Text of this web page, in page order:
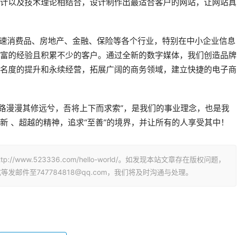
以及技术理论相结合，设计制作出最适合客户的网站，让网站真
消费品、房地产、金融、保险等各个行业，特别在中小企业信息
的经验且积累不少的客户。通过全新的数字媒体，我们创造品牌
度的提升和永续经营，拓展广阔的商务领域，建立快捷的电子商
漫漫其修远兮，吾将上下而求索”，是我们的事业理念，也是我
、超越的精神，追求“至善”的境界，并让所有的人享受其中！
www.523336.com/hello-world/。如发现本站文章存在版权问题，
发邮件至747784818@qq.com，我们将及时沟通与处理。